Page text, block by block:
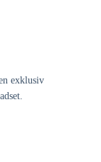
exklusiv